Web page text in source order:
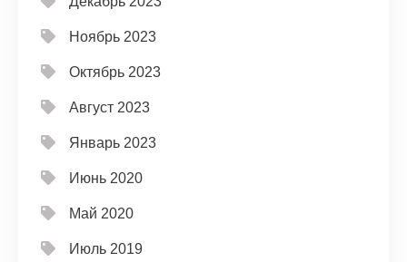
Ноябрь 2023
Октябрь 2023
Август 2023
Январь 2023
Июнь 2020
Май 2020
Июль 2019